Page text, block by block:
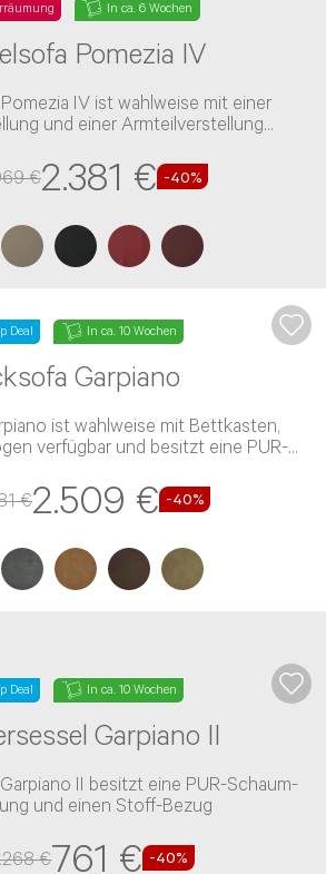
In ca. 6 Wochen
Pomezia IV
IV ist wahlweise mit einer
und einer Armteilverstellung
€2.381 € -40%
Deal In ca. 10 Wochen
Garpiano
ist wahlweise mit Bettkasten,
verfügbar und besitzt eine PUR-
und einen Stoff-Bezug
€2.509 € -40%